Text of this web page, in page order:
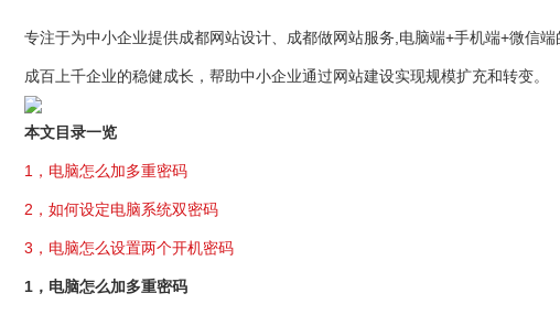
专注于为中小企业提供成都网站设计、成都做网站服务,电脑端+手机端+微信
成百上千企业的稳健成长，帮助中小企业通过网站建设实现规模扩充和转变。
本文目录一览
1，电脑怎么加多重密码
2，如何设定电脑系统双密码
3，电脑怎么设置两个开机密码
1，电脑怎么加多重密码